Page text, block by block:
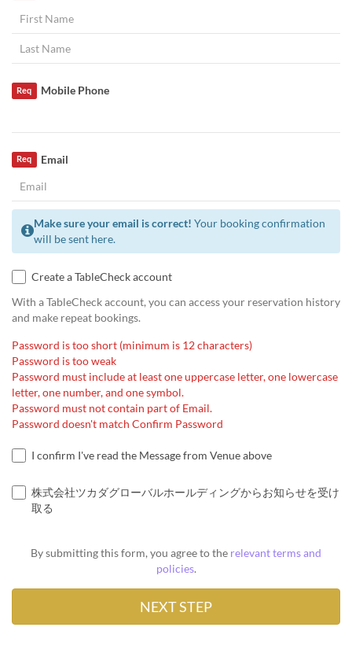
Mobile Phone
Req
Email
Req
Make sure your email is correct! Your booking confirmation
will be sent here.
Create a TableCheck account
With a TableCheck account, you can access your reservation history
and make repeat bookings.
Password is too short (minimum is 12 characters)
Password is too weak
Password must include at least one uppercase letter, one lowercase
letter, one number, and one symbol.
Password must not contain part of Email.
Password doesn't match Confirm Password
I confirm I've read the Message from Venue above
株式会社ツカダグローバルホールディングからお知らせを受け
取る
By submitting this form, you agree to the relevant terms and
policies.